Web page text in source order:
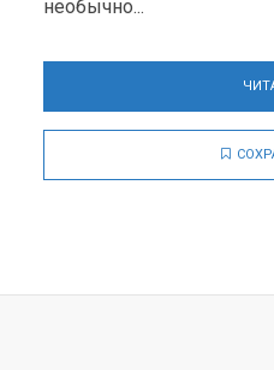
необычно...